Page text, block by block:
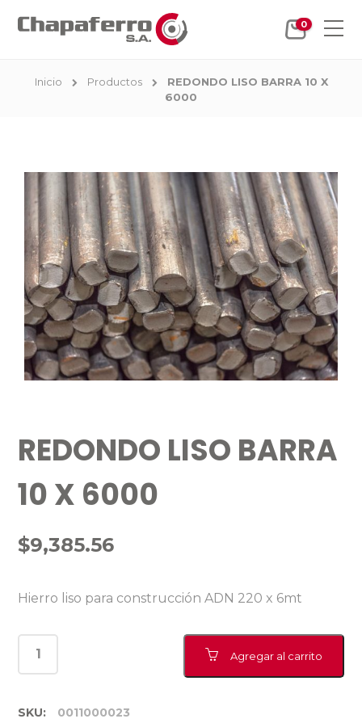
0
Inicio Productos
REDONDO LISO BARRA 10 X
6000
REDONDO LISO BARRA
10 X 6000
$9,385.56
Hierro liso para construcción ADN 220 x 6mt
Agregar al carrito
SKU:
0011000023